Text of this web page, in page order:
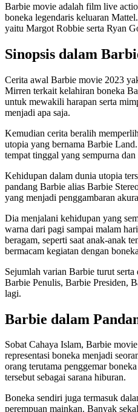
Barbie movie adalah film live
boneka legendaris keluaran
yaitu Margot Robbie serta Ryan
Sinopsis dalam
Cerita awal Barbie movie 2023
Mirren terkait kelahiran boneka
untuk mewakili harapan serta
menjadi apa saja.
Kemudian cerita beralih
utopia yang bernama Barbie
tempat tinggal yang sempurna
Kehidupan dalam dunia utopia
pandang Barbie alias Barbie
yang menjadi penggambaran
Dia menjalani kehidupan yang
warna dari pagi sampai malam
beragam, seperti saat anak-anak
bermacam kegiatan dengan
Sejumlah varian Barbie turut serta
Barbie Penulis, Barbie Presiden,
lagi.
Barbie dalam
Sobat Cahaya Islam, Barbie
representasi boneka menjadi
orang terutama penggemar
tersebut sebagai sarana hiburan.
Boneka sendiri juga termasuk
perempuan mainkan. Banyak